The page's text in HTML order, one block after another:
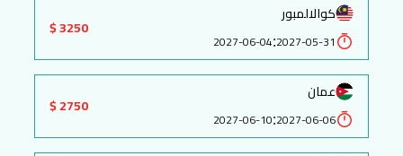
كوالالمبور
2027-05-31
:
2027-06-04
3250 $
عمان
2027-06-06
:
2027-06-10
2750 $